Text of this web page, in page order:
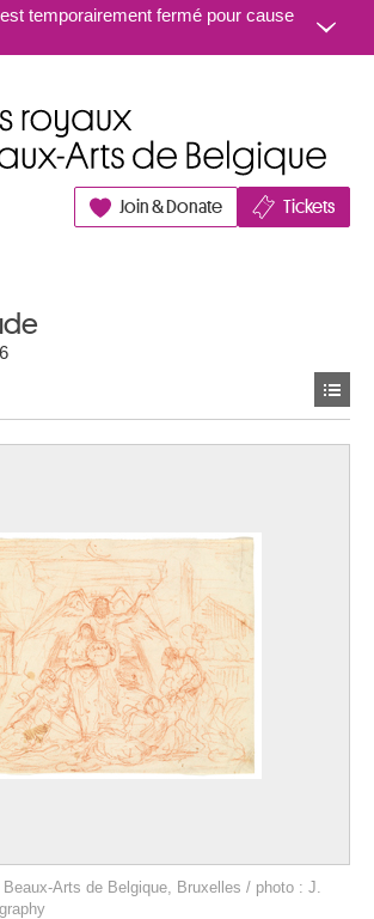
Aller au contenu
temporairement fermé pour cause
Join & Donate Tickets
Arts de Belgique, Bruxelles / photo : J.